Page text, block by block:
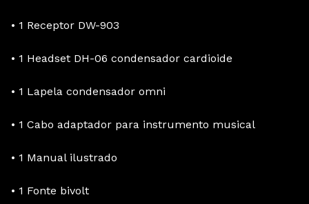
• 1 Receptor DW-903
• 1 Headset DH-06 condensador cardioide
• 1 Lapela condensador omni
• 1 Cabo adaptador para instrumento musical
• 1 Manual ilustrado
• 1 Fonte bivolt